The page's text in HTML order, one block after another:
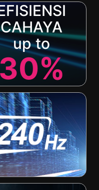
CAHAYA
up to
30%